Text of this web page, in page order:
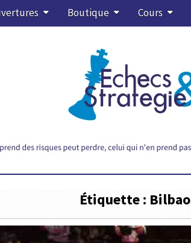
Boutique Cours
Étiquette : Bilbao